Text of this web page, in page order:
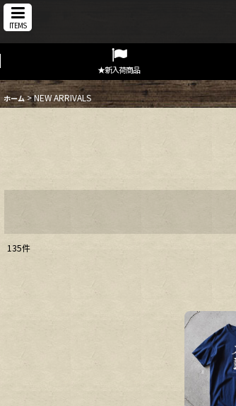
ITEMS
★新入荷商品
ホーム >NEW ARRIVALS
135件